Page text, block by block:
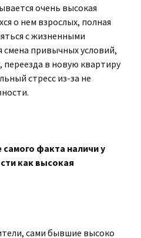
очень высокая
о нем взрослых, полная
с жизненными
привычных условий,
переезда в новую квартиру
стресс из-за не
факта наличи у
как высокая
сами бывшие высоко